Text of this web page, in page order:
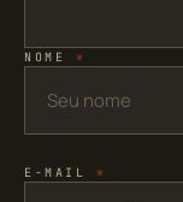
NOME *
E-MAIL *